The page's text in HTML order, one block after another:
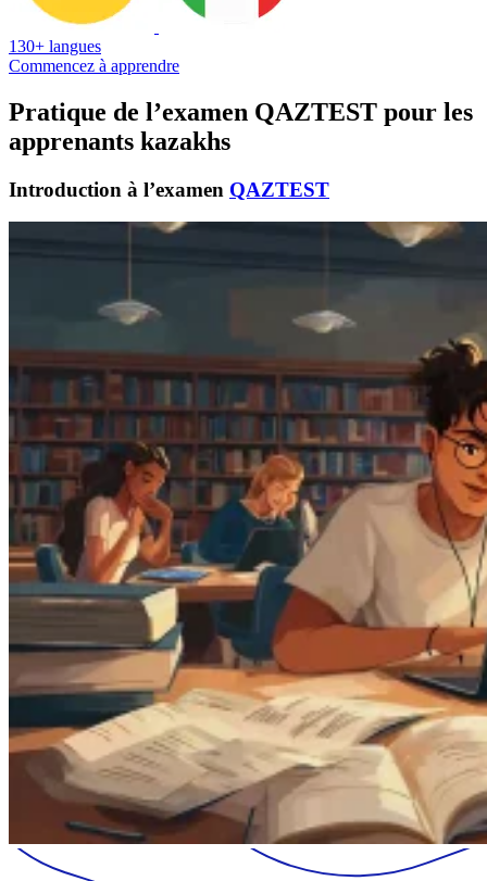
130+ langues
Commencez à apprendre
Pratique de l’examen QAZTEST pour les
apprenants kazakhs
Introduction à l’examen QAZTEST